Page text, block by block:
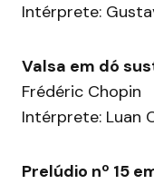
Intérprete:
Valsa em dó
Frédéric Chopin
Intérprete: Luan
Prelúdio nº 15